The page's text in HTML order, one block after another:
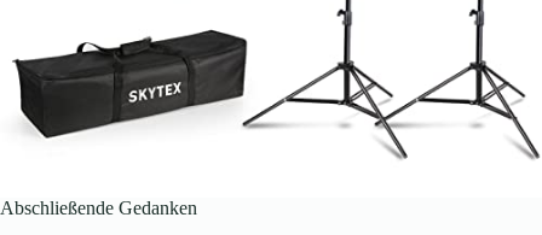
Abschließende Gedanken